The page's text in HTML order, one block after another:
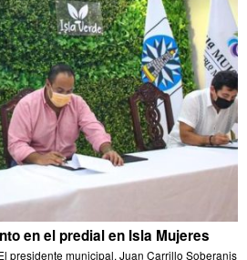
en el predial en Isla Mujeres
presidente municipal, Juan Carrillo Soberanis